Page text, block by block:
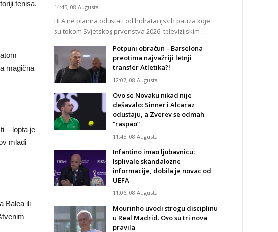
tenisa.
magična
– lopta je
mlađi
Balea ili
14:45, 08 Augusta
FIFA ne planira odustati od hidratacijskih pauza koje
su tokom Svjetskog prvenstva 2026. televizijskim …
Potpuni obračun – Barselona
preotima najvažniji letnji
transfer Atletika?!
12:07, 08 Augusta
Ovo se Novaku nikad nije
dešavalo: Sinner i Alcaraz
odustaju, a Zverev se odmah
“raspao”
11:45, 08 Augusta
Infantino imao ljubavnicu:
Isplivale skandalozne
informacije, dobila je novac od
UEFA
11:06, 08 Augusta
Mourinho uvodi strogu disciplinu
u Real Madrid. Ovo su tri nova
pravila